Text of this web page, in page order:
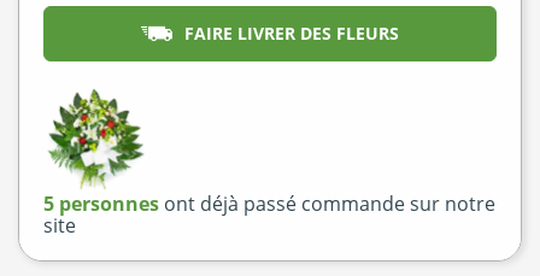
FAIRE LIVRER DES FLEURS
5 personnes ont déjà passé commande sur notre
site